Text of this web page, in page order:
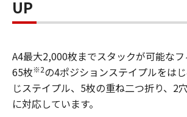
UP
A4最大2,000枚までスタックが可能なフ
65枚※2の4ポジションステイプルをは
じステイプル、5枚の重ね二つ折り、2
に対応しています。